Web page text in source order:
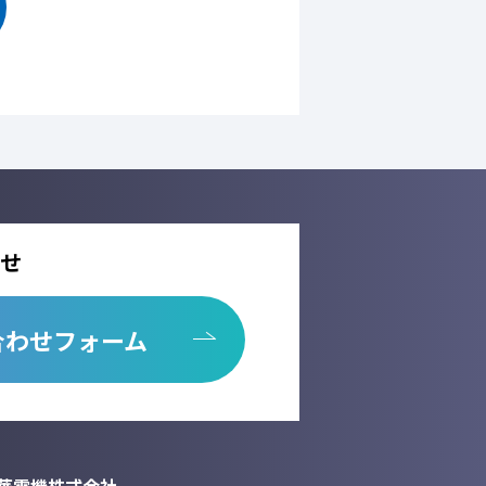
の同意を得ることなく、第三者に提供
停止、消去及び第三者への提供の停
および確認画面で利用するセッション
せフォーム